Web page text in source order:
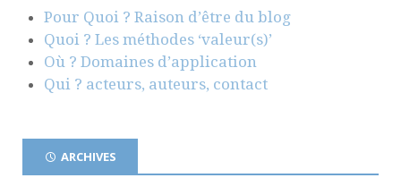
Pour Quoi ? Raison d’être du blog
Quoi ? Les méthodes ‘valeur(s)’
Où ? Domaines d’application
Qui ? acteurs, auteurs, contact
ARCHIVES